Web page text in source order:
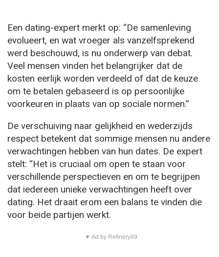
Een dating-expert merkt op: “De samenleving
evolueert, en wat vroeger als vanzelfsprekend
werd beschouwd, is nu onderwerp van debat.
Veel mensen vinden het belangrijker dat de
kosten eerlijk worden verdeeld of dat de keuze
om te betalen gebaseerd is op persoonlijke
voorkeuren in plaats van op sociale normen.”
De verschuiving naar gelijkheid en wederzijds
respect betekent dat sommige mensen nu andere
verwachtingen hebben van hun dates. De expert
stelt: “Het is cruciaal om open te staan voor
verschillende perspectieven en om te begrijpen
dat iedereen unieke verwachtingen heeft over
dating. Het draait erom een balans te vinden die
voor beide partijen werkt.
▼ Ad by Refinery89